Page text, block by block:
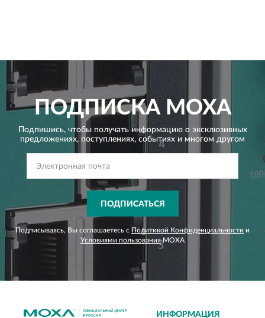
ПОДПИСКАMOXA
Подпишись, чтобы получать информацию о эксклюзивных
предложениях, поступлениях, событиях и многом другом
ПОДПИСАТЬСЯ
Подписываясь, Вы соглашаетесь с Политикой Конфиденциальности и
Условиями пользованияMOXA
ИНФОРМАЦИЯ